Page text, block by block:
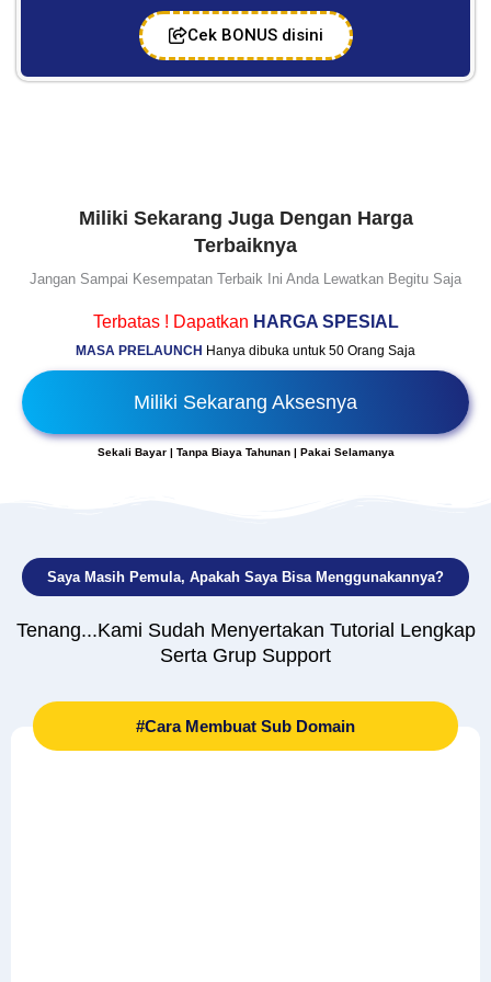
Cek BONUS disini
Miliki Sekarang Juga Dengan Harga
Terbaiknya
Jangan Sampai Kesempatan Terbaik Ini Anda Lewatkan Begitu Saja
Terbatas ! Dapatkan HARGA SPESIAL
MASA PRELAUNCH Hanya dibuka untuk 50 Orang Saja
Miliki Sekarang Aksesnya
Sekali Bayar | Tanpa Biaya Tahunan | Pakai Selamanya
Saya Masih Pemula, Apakah Saya Bisa Menggunakannya?
Tenang...Kami Sudah Menyertakan Tutorial Lengkap
Serta Grup Support
#Cara Membuat Sub Domain